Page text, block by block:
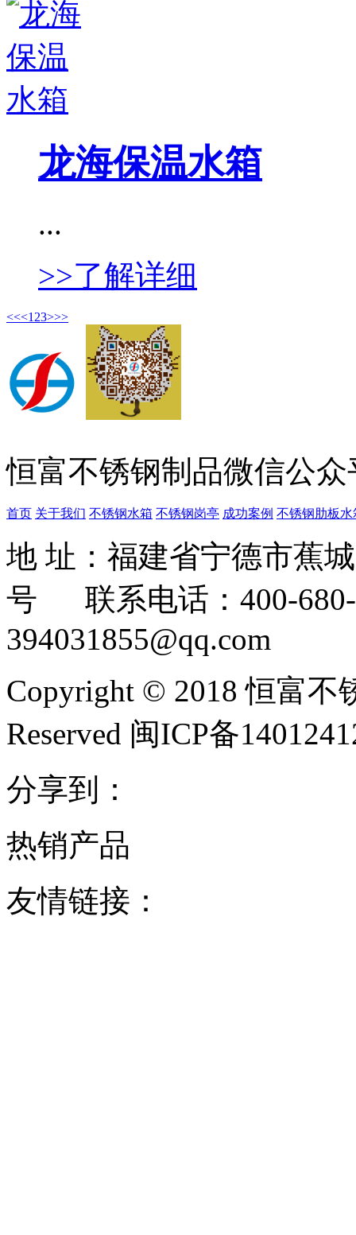
龙海保温水箱
...
>>了解详细
<<<1 23>>>
恒富不锈钢制品微信公众
首页 关于我们 不锈钢水箱 不锈钢岗亭 成功案例 不锈钢肋板水
地 址：福建省宁德市蕉
号 联系电话：400-
394031855@qq.com
Copyright © 2018 恒富不
Reserved 闽ICP备
分享到：
热销产品
友情链接：